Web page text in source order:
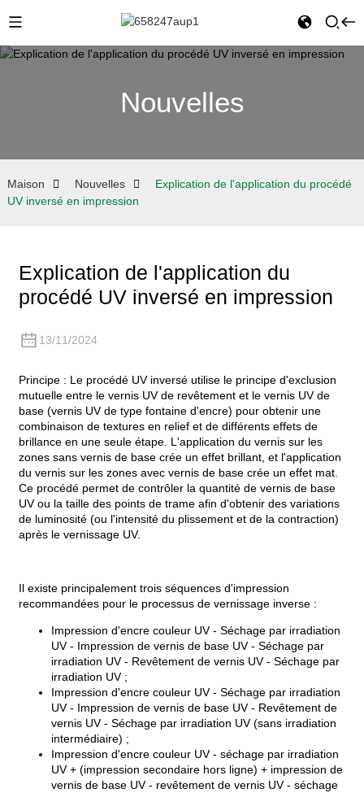
Nouvelles
Maison Nouvelles
Explication de l'application du procédé
UV inversé en impression
Explication de l'application du
procédé UV inversé en impression
13/11/2024
Principe : Le procédé UV inversé utilise le principe d'exclusion
mutuelle entre le vernis UV de revêtement et le vernis UV de
base (vernis UV de type fontaine d'encre) pour obtenir une
combinaison de textures en relief et de différents effets de
brillance en une seule étape. L'application du vernis sur les
zones sans vernis de base crée un effet brillant, et l'application
du vernis sur les zones avec vernis de base crée un effet mat.
Ce procédé permet de contrôler la quantité de vernis de base
UV ou la taille des points de trame afin d'obtenir des variations
de luminosité (ou l'intensité du plissement et de la contraction)
après le vernissage UV.
Il existe principalement trois séquences d'impression
recommandées pour le processus de vernissage inverse :
Impression d'encre couleur UV - Séchage par irradiation
UV - Impression de vernis de base UV - Séchage par
irradiation UV - Revêtement de vernis UV - Séchage par
irradiation UV ;
Impression d'encre couleur UV - Séchage par irradiation
UV - Impression de vernis de base UV - Revêtement de
vernis UV - Séchage par irradiation UV (sans irradiation
intermédiaire) ;
Impression d'encre couleur UV - séchage par irradiation
UV + (impression secondaire hors ligne) + impression de
vernis de base UV - revêtement de vernis UV - séchage